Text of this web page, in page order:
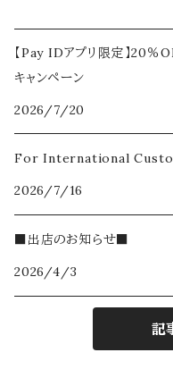
【Pay IDアプリ限定】20％
キャンペーン
2026/7/20
For International
2026/7/16
■出店のお知らせ■
2026/4/3
記